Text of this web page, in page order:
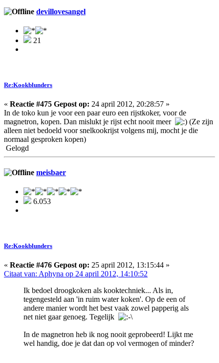
devillovesangel
21
Re:Kookblunders
« Reactie #475 Gepost op: 24 april 2012, 20:28:57 »
In de toko kun je voor een paar euro een rijstkoker, voor de
magnetron, kopen. Dan mislukt je rijst echt nooit meer
(Ze zijn
alleen niet bedoeld voor snelkookrijst volgens mij, mocht je die
normaal gesproken kopen)
Gelogd
meisbaer
6.053
Re:Kookblunders
« Reactie #476 Gepost op: 25 april 2012, 13:15:44 »
Citaat van: Aphyna op 24 april 2012, 14:10:52
Ik bedoel droogkoken als kooktechniek... Als in,
tegengesteld aan 'in ruim water koken'. Op de een of
andere manier wordt het best vaak zowel papperig als
net niet gaar genoeg. Tegelijk
In de magnetron heb ik nog nooit geprobeerd! Lijkt me
wel handig, doe je dat dan op vol vermogen of minder?